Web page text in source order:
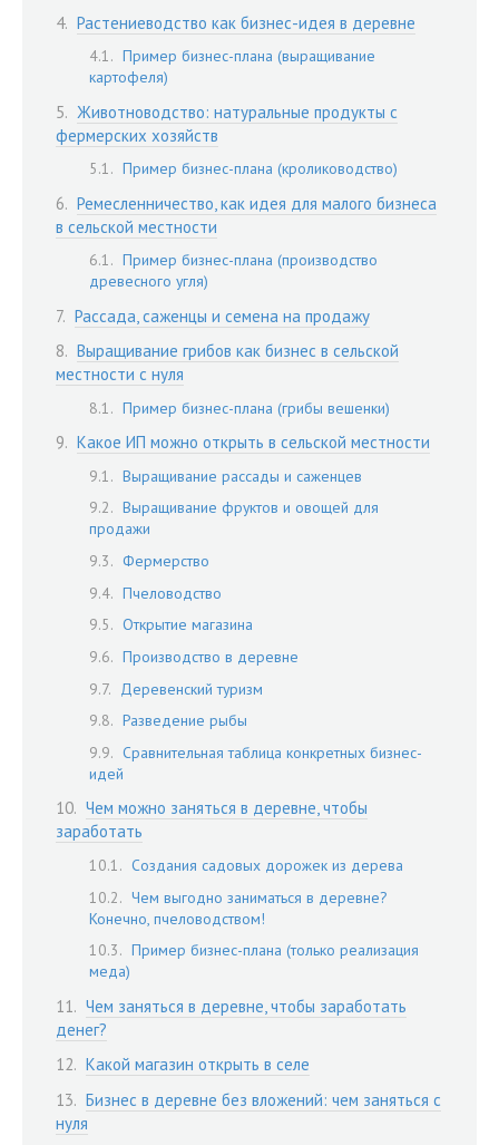
Растениеводство как бизнес-идея в деревне
Пример бизнес-плана (выращивание
картофеля)
Животноводство: натуральные продукты с
фермерских хозяйств
Пример бизнес-плана (кролиководство)
Ремесленничество, как идея для малого бизнеса
в сельской местности
Пример бизнес-плана (производство
древесного угля)
Рассада, саженцы и семена на продажу
Выращивание грибов как бизнес в сельской
местности с нуля
Пример бизнес-плана (грибы вешенки)
Какое ИП можно открыть в сельской местности
Выращивание рассады и саженцев
Выращивание фруктов и овощей для
продажи
Фермерство
Пчеловодство
Открытие магазина
Производство в деревне
Деревенский туризм
Разведение рыбы
Сравнительная таблица конкретных бизнес-
идей
Чем можно заняться в деревне, чтобы
заработать
Создания садовых дорожек из дерева
Чем выгодно заниматься в деревне?
Конечно, пчеловодством!
Пример бизнес-плана (только реализация
меда)
Чем заняться в деревне, чтобы заработать
денег?
Какой магазин открыть в селе
Бизнес в деревне без вложений: чем заняться с
нуля